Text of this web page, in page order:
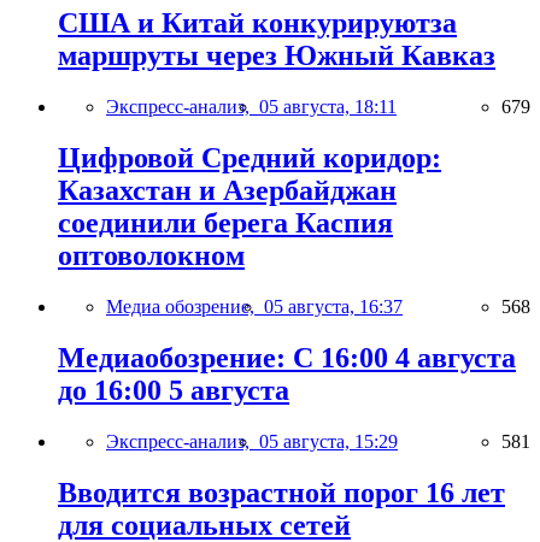
США и Китай конкурируютза
маршруты через Южный Кавказ
Экспресс-анализ, 05 августа, 18:11 679
Цифровой Средний коридор:
Казахстан и Азербайджан
соединили берега Каспия
оптоволокном
Медиа обозрение, 05 августа, 16:37 568
Медиаобозрение: С 16:00 4 августа
до 16:00 5 августа
Экспресс-анализ, 05 августа, 15:29 581
Вводится возрастной порог 16 лет
для социальных сетей